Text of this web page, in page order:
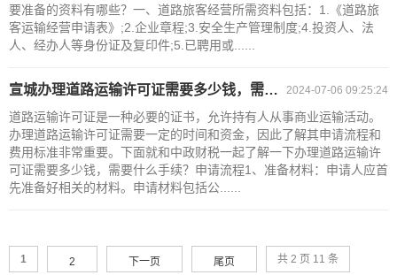
要准备的资料有哪些？一、道路旅客经营所需资料包括：1.《道路旅
客运输经营申请表》;2.企业章程;3.安全生产管理制度;4.投资人、法
人、经办人等身份证及复印件;5.已聘用或......
2024-07-06 09:25:24
宣城办理道路运输许可证需要多少钱，需要什么手续？
道路运输许可证是一种必要的证书，允许持有人从事商业运输活动。
办理道路运输许可证需要一定的时间和资金，因此了解其申请流程和
费用标准非常重要。下面就和中政财税一起了解一下办理道路运输许
可证需要多少钱，需要什么手续？申请流程1、准备材料：申请人应首
先准备好相关的材料。申请材料包括公......
1 2 下一页 尾页 共 2 页 11 条